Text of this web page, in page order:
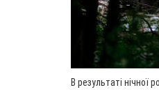
В результаті нічної